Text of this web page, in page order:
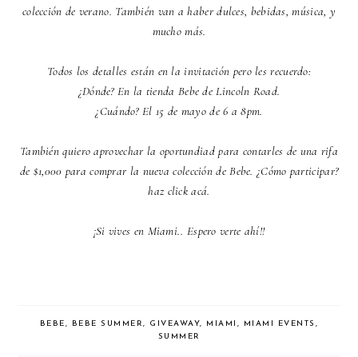
colección de verano. También van a haber dulces, bebidas, música, y
mucho más.
Todos los detalles están en la invitación pero les recuerdo:
¿Dónde? En la tienda Bebe de Lincoln Road.
¿Cuándo? El 15 de mayo de 6 a 8pm.
También quiero aprovechar la oportundiad para contarles de una rifa
de $1,000 para comprar la nueva colección de Bebe. ¿Cómo participar?
haz click acá.
¡Si vives en Miami.. Espero verte ahí!!
BEBE, BEBE SUMMER, GIVEAWAY, MIAMI , MIAMI EVENTS ,
SUMMER